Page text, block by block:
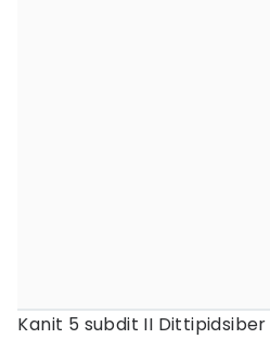
⁠Kanit 5 subdit II Dittipidsiber